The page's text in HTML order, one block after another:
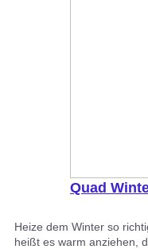
Quad
Heize dem Winter so
heißt es warm anziehen,